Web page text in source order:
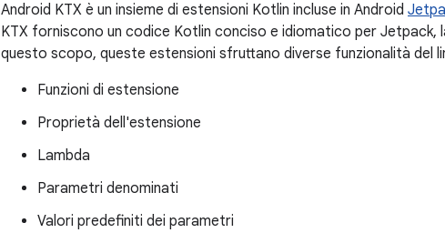
Android KTX è un insieme di estensioni Kotlin incluse in Android
KTX forniscono un codice Kotlin conciso e idiomatico per Jetpack,
questo scopo, queste estensioni sfruttano diverse funzionalità del
Funzioni di estensione
Proprietà dell'estensione
Lambda
Parametri denominati
Valori predefiniti dei parametri